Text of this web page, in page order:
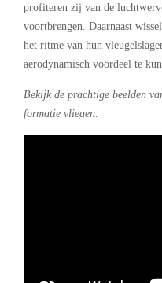
profiteren zij van de
voortbrengen. Daarnaast
het ritme van hun
aerodynamisch voordeel te
Bekijk de prachtige beelden
formatie vliegen.